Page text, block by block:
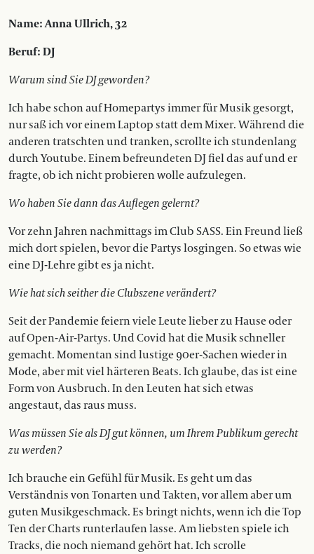
Name: Anna Ullrich, 32
Beruf: DJ
Warum sind Sie DJ geworden?
Ich habe schon auf Homepartys immer für Musik gesorgt,
nur saß ich vor einem Laptop statt dem Mixer. Während die
anderen tratschten und tranken, scrollte ich stundenlang
durch Youtube. Einem befreundeten DJ fiel das auf und er
fragte, ob ich nicht probieren wolle aufzulegen.
Wo haben Sie dann das Auflegen gelernt?
Vor zehn Jahren nachmittags im Club SASS. Ein Freund ließ
mich dort spielen, bevor die Partys losgingen. So etwas wie
eine DJ-Lehre gibt es ja nicht.
Wie hat sich seither die Clubszene verändert?
Seit der Pandemie feiern viele Leute lieber zu Hause oder
auf Open-Air-Partys. Und Covid hat die Musik schneller
gemacht. Momentan sind lustige 90er-Sachen wieder in
Mode, aber mit viel härteren Beats. Ich glaube, das ist eine
Form von Ausbruch. In den Leuten hat sich etwas
angestaut, das raus muss.
Was müssen Sie als DJ gut können, um Ihrem Publikum gerecht
zu werden?
Ich brauche ein Gefühl für Musik. Es geht um das
Verständnis von Tonarten und Takten, vor allem aber um
guten Musikgeschmack. Es bringt nichts, wenn ich die Top
Ten der Charts runterlaufen lasse. Am liebsten spiele ich
Tracks, die noch niemand gehört hat. Ich scrolle